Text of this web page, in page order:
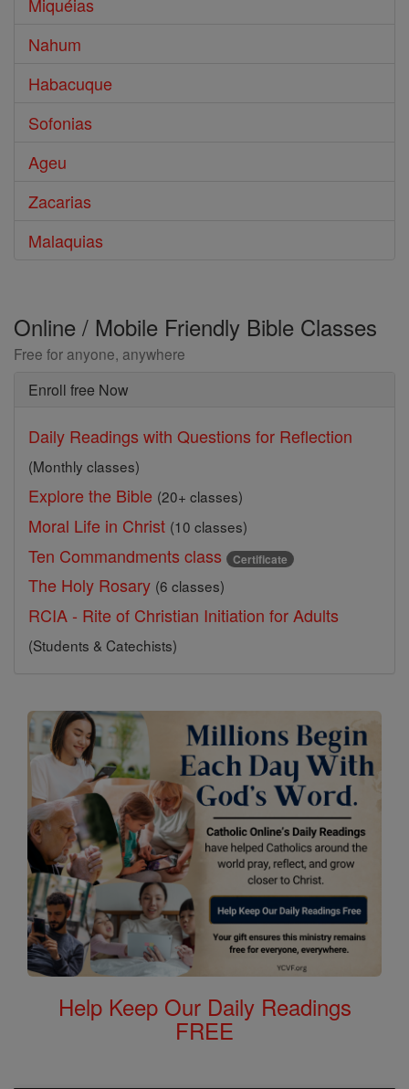
Miquéias
Nahum
Habacuque
Sofonias
Ageu
Zacarias
Malaquias
Online / Mobile Friendly Bible Classes
Free for anyone, anywhere
Enroll free Now
Daily Readings with Questions for Reflection
(Monthly classes)
Explore the Bible (20+ classes)
Moral Life in Christ (10 classes)
Ten Commandments class Certificate
The Holy Rosary (6 classes)
RCIA - Rite of Christian Initiation for Adults
(Students & Catechists)
Help Keep Our Daily Readings
FREE